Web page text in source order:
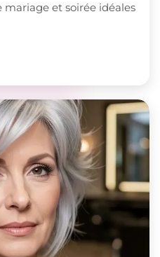
mariage et soirée idéales